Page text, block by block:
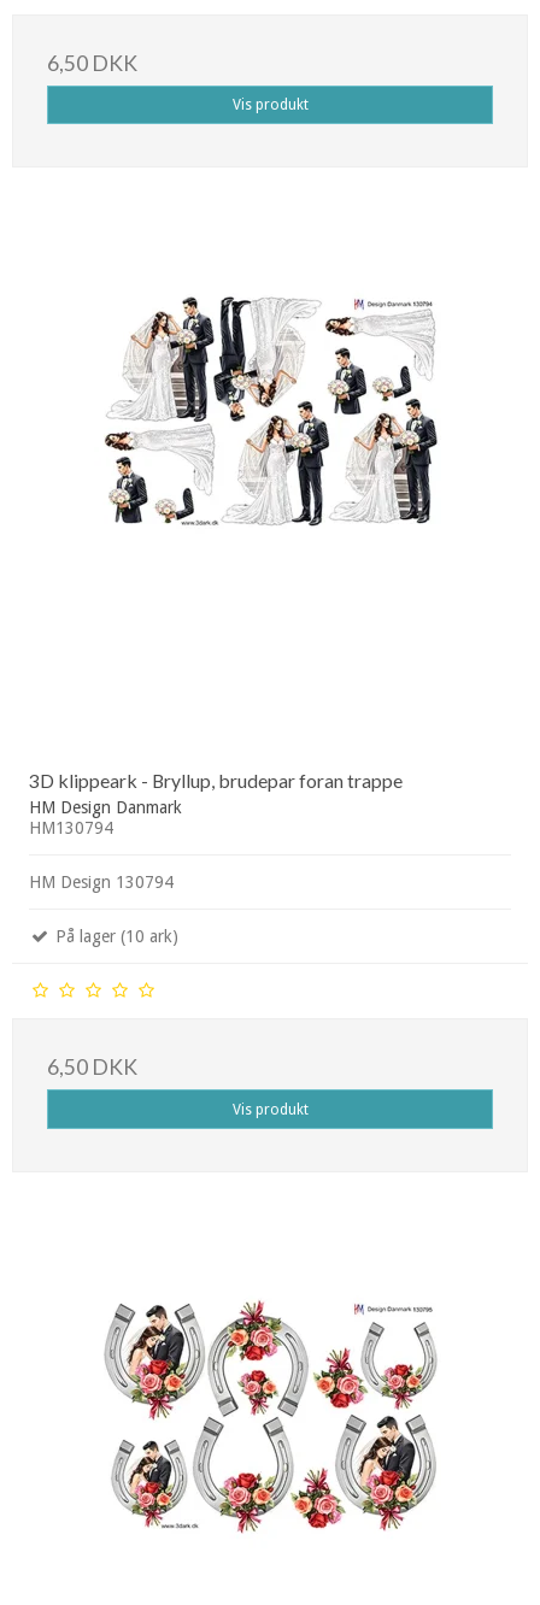
6,50 DKK
Vis produkt
3D klippeark - Bryllup, brudepar foran trappe
HM Design Danmark
HM130794
HM Design 130794
På lager (10 ark)
6,50 DKK
Vis produkt